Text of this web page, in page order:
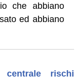
che abbiano
ed abbiano
centrale rischi